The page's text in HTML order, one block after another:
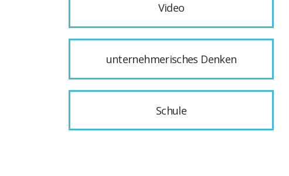
Video
unternehmerisches Denken
Schule